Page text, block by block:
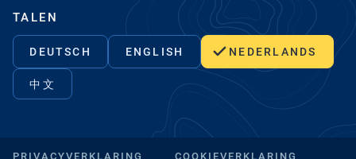
TALEN
DEUTSCH ENGLISH NEDERLANDS
中文
PRIVACYVERKLARING COOKIEVERKLARING